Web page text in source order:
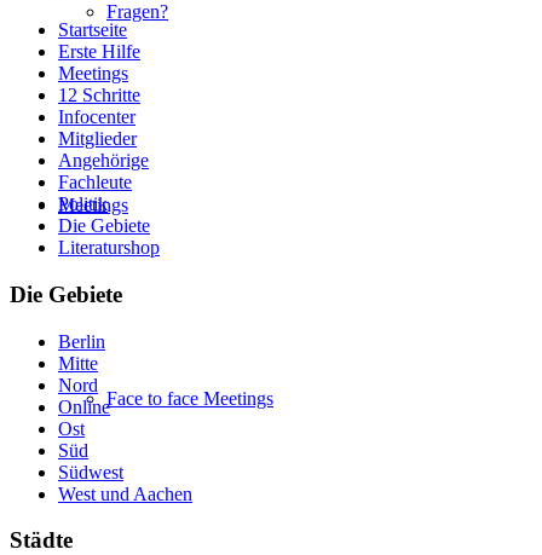
Fragen?
Meetings
Face to face Meetings
Startseite
Erste Hilfe
Meetings
12 Schritte
Infocenter
Mitglieder
Angehörige
Fachleute
Politik
Die Gebiete
Literaturshop
Die Gebiete
Berlin
Mitte
Nord
Online
Ost
Süd
Südwest
West und Aachen
Städte